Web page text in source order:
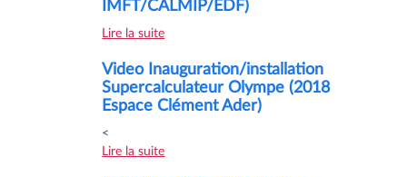
IMFT/CALMIP/EDF)
Lire la suite
Video Inauguration/installation
Supercalculateur Olympe (2018
Espace Clément Ader)
<
Lire la suite